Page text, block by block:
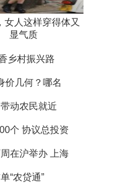
女人这样穿得体又
显气质
乡村振兴路
价几何？哪名
动农民就近
个 协议总投资
在沪举办 上海
“农贷通”